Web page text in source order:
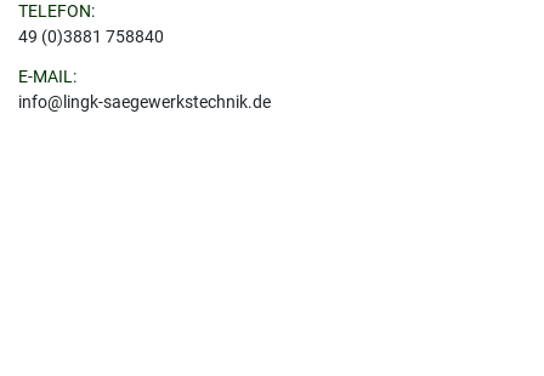
TELEFON:
49 (0)3881 758840
E-MAIL:
info@lingk-saegewerkstechnik.de